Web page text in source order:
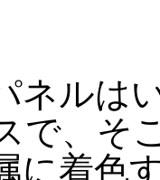
ネルは
で、そ
に着色